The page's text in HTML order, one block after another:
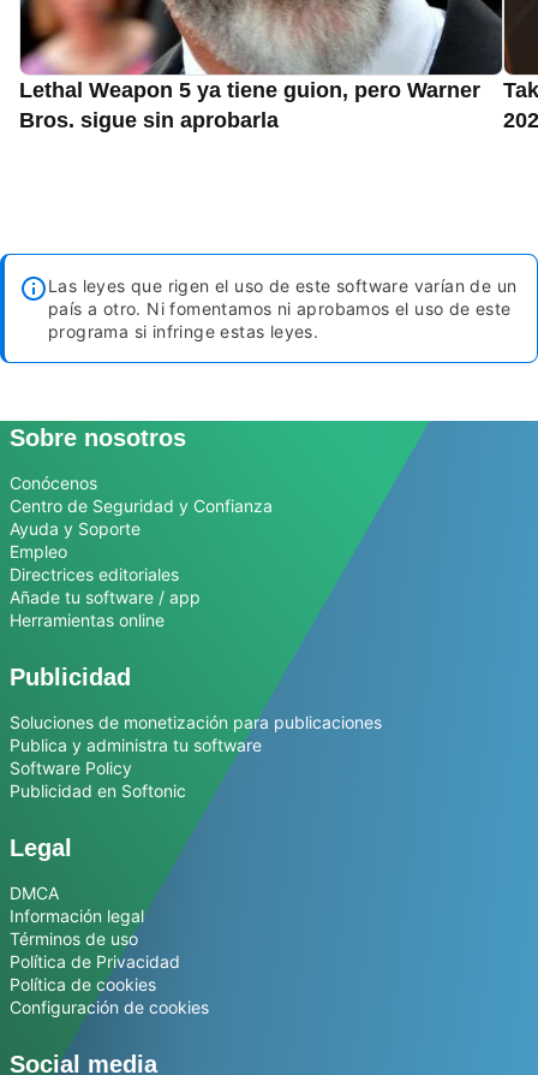
Lethal Weapon 5 ya tiene guion, pero Warner
Bros. sigue sin aprobarla
Las leyes que rigen el uso de este software varían de un
país a otro. Ni fomentamos ni aprobamos el uso de este
programa si infringe estas leyes.
Sobre nosotros
Conócenos
Centro de Seguridad y Confianza
Ayuda y Soporte
Empleo
Directrices editoriales
Añade tu software / app
Herramientas online
Publicidad
Soluciones de monetización para publicaciones
Publica y administra tu software
Software Policy
Publicidad en Softonic
Legal
DMCA
Información legal
Términos de uso
Política de Privacidad
Política de cookies
Configuración de cookies
Social media